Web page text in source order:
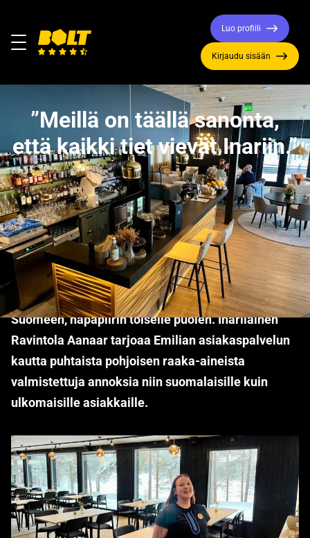
Valikko
etusivulle
Luo profiili
Kirjaudu sisään
”Meillä on täällä sanonta,
että kaikki tiet vievät Inariin.”
Emilia Marjamäki työskentelee tarjoilijana
Ravintola Aanaarissa. Emilia on rohkea esimerkki
Lapin sesonkityöntekijästä, joka on muuttanut
talven ajaksi työn perässä aivan pohjoisimpaan
Suomeen, napapiirin toiselle puolen. Inarilainen
Ravintola Aanaar tarjoaa Emilian asiakaspalvelun
kautta puhtaista pohjoisen raaka-aineista
valmistettuja annoksia niin suomalaisille kuin
ulkomaisille asiakkaille.